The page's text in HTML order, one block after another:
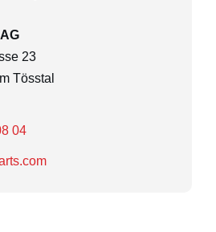
23
Tösstal
04